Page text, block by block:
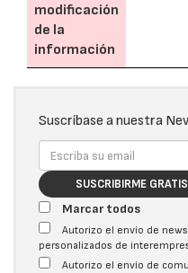
modificación
de la
información
Suscríbase a nuestra
SUSCRIBIRME GRATIS
Marcar todos
Autorizo el envío de
personalizados de
Autorizo el envío de